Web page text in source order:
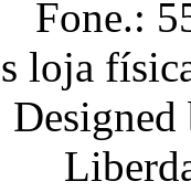
Fone.:
loja